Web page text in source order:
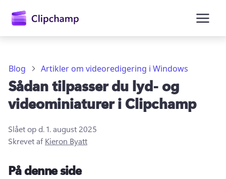
Prøv det gratis
Blog Artikler om videoredigering i Windows
Sådan tilpasser du lyd- og
videominiaturer i Clipchamp
Slået op d.1. august 2025
Skrevet afKieron Byatt
På denne side